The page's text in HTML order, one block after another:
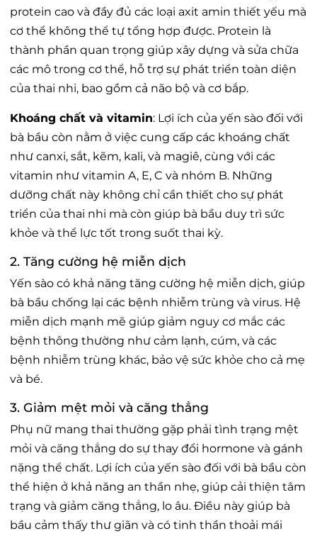
protein cao và đầy đủ các loại axit amin thiết yếu mà
cơ thể không thể tự tổng hợp được. Protein là
thành phần quan trọng giúp xây dựng và sửa chữa
các mô trong cơ thể, hỗ trợ sự phát triển toàn diện
của thai nhi, bao gồm cả não bộ và cơ bắp.
Khoáng chất và vitamin: Lợi ích của yến sào đối với
bà bầu còn nằm ở việc cung cấp các khoáng chất
như canxi, sắt, kẽm, kali, và magiê, cùng với các
vitamin như vitamin A, E, C và nhóm B. Những
dưỡng chất này không chỉ cần thiết cho sự phát
triển của thai nhi mà còn giúp bà bầu duy trì sức
khỏe và thể lực tốt trong suốt thai kỳ.
2. Tăng cường hệ miễn dịch
Yến sào có khả năng tăng cường hệ miễn dịch, giúp
bà bầu chống lại các bệnh nhiễm trùng và virus. Hệ
miễn dịch mạnh mẽ giúp giảm nguy cơ mắc các
bệnh thông thường như cảm lạnh, cúm, và các
bệnh nhiễm trùng khác, bảo vệ sức khỏe cho cả mẹ
và bé.
3. Giảm mệt mỏi và căng thẳng
Phụ nữ mang thai thường gặp phải tình trạng mệt
mỏi và căng thẳng do sự thay đổi hormone và gánh
nặng thể chất. Lợi ích của yến sào đối với bà bầu còn
thể hiện ở khả năng an thần nhẹ, giúp cải thiện tâm
trạng và giảm căng thẳng, lo âu. Điều này giúp bà
bầu cảm thấy thư giãn và có tinh thần thoải mái